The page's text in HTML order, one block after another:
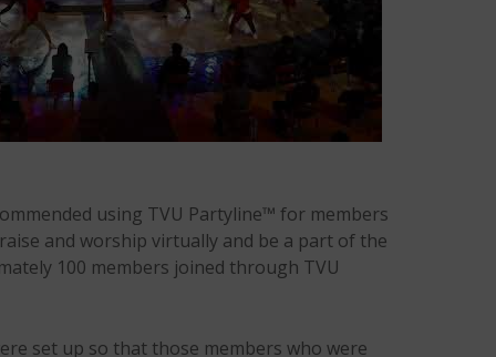
using TVU Partyline™ for members
and worship virtually and be a part of the
100 members joined through TVU
set up so that those members who were